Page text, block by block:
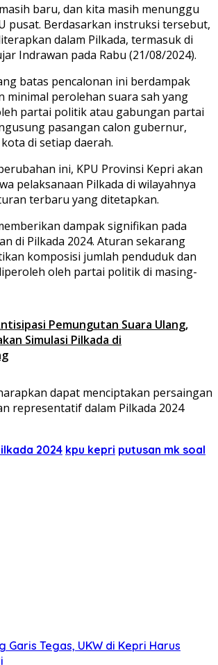
baru, dan kita masih menunggu
pusat. Berdasarkan instruksi tersebut,
dalam Pilkada, termasuk di
Indrawan pada Rabu (21/08/2024).
batas pencalonan ini berdampak
minimal perolehan suara sah yang
partai politik atau gabungan partai
pasangan calon gubernur,
di setiap daerah.
ini, KPU Provinsi Kepri akan
pelaksanaan Pilkada di wilayahnya
terbaru yang ditetapkan.
dampak signifikan pada
di Pilkada 2024. Aturan sekarang
komposisi jumlah penduduk dan
oleh partai politik di masing-
Pemungutan Suara Ulang,
Simulasi Pilkada di
dapat menciptakan persaingan
representatif dalam Pilkada 2024
2024 kpu kepri putusan mk soal
Garis Tegas, UKW di Kepri Harus